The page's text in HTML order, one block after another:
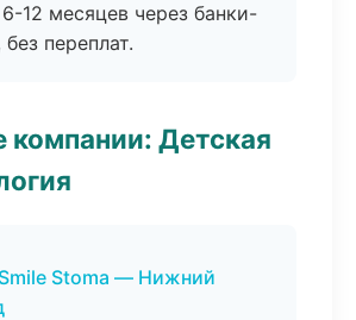
12 месяцев через банки-
переплат.
Детская
Stoma — Нижний